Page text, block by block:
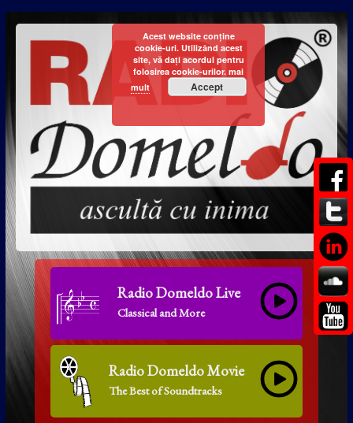
Radio Domeldo Live
Classical and More
Radio Domeldo Movie
The Best of Soundtracks
Acest website conține
cookie-uri. Utilizând acest
site, vă dați acordul pentru
folosirea cookie-urilor. mai
mult
Accept